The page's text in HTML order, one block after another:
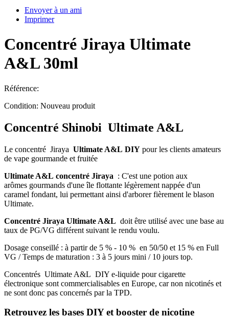
Envoyer à un ami
Imprimer
Concentré Jiraya Ultimate
A&L 30ml
Référence:
Condition: Nouveau produit
Concentré Shinobi Ultimate A&L
Le concentré Jiraya Ultimate A&L DIY pour les clients amateurs
de vape gourmande et fruitée
Ultimate A&L concentré Jiraya : C'est une potion aux
arômes gourmands d'une île flottante légèrement nappée d'un
caramel fondant, lui permettant ainsi d'arborer fièrement le blason
Ultimate.
Concentré Jiraya Ultimate A&L doit être utilisé avec une base au
taux de PG/VG différent suivant le rendu voulu.
Dosage conseillé : à partir de 5 % - 10 % en 50/50 et 15 % en Full
VG / Temps de maturation : 3 à 5 jours mini / 10 jours top.
Concentrés Ultimate A&L DIY e-liquide pour cigarette
électronique sont commercialisables en Europe, car non nicotinés et
ne sont donc pas concernés par la TPD.
Retrouvez les bases DIY et booster de nicotine